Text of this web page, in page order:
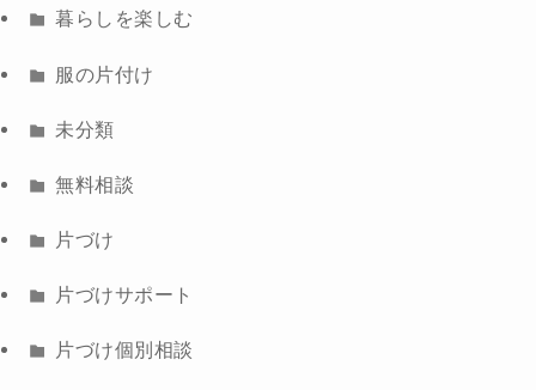
暮らしを楽しむ
服の片付け
未分類
無料相談
片づけ
片づけサポート
片づけ個別相談